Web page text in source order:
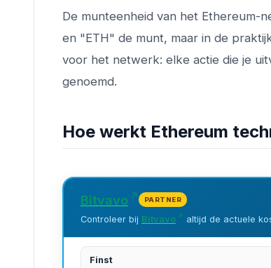
De munteenheid van het Ethereum-
en "ETH" de munt, maar in de
voor het netwerk: elke actie die je
genoemd.
Hoe werkt Ethereum
Bitvavo PARTNER
Controleer bij Bitvavo altijd de actuele
Finst